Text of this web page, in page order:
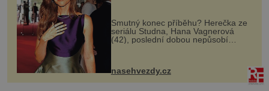
Smutný konec příběhu? Herečka ze
seriálu Studna, Hana Vagnerová
(42), poslední dobou nepůsobí
nasehvezdy.cz